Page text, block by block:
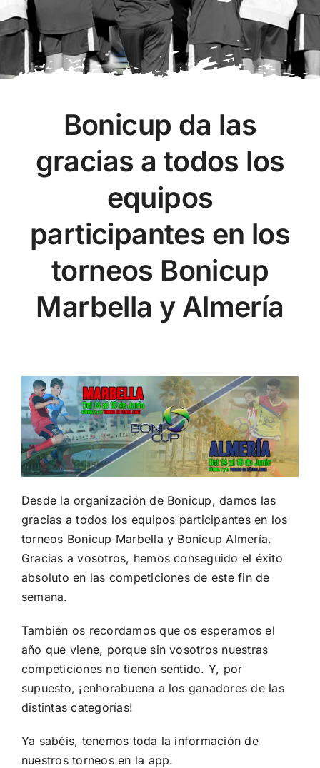
Bonicup da las
gracias a todos los
equipos
participantes en los
torneos Bonicup
Marbella y Almería
Desde la organización de Bonicup, damos las
gracias a todos los equipos participantes en los
torneos Bonicup Marbella y Bonicup Almería.
Gracias a vosotros, hemos conseguido el éxito
absoluto en las competiciones de este fin de
semana.
También os recordamos que os esperamos el
año que viene, porque sin vosotros nuestras
competiciones no tienen sentido. Y, por
supuesto, ¡enhorabuena a los ganadores de las
distintas categorías!
Ya sabéis, tenemos toda la información de
nuestros torneos en la app.